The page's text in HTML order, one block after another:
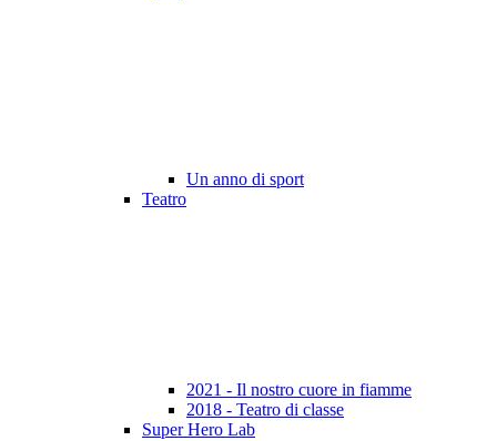
Un anno di sport
Teatro
2021 - Il nostro cuore in fiamme
2018 - Teatro di classe
Super Hero Lab